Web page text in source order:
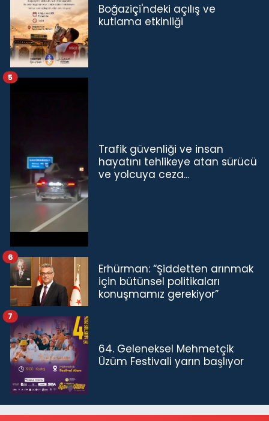
Boğaziçi'ndeki açılış ve
kutlama etkinliği
Trafik güvenliği ve insan
hayatını tehlikeye atan sürücü
ve yolcuya ceza...
5
Erhürman: “Şiddetten arınmak
için bütünsel politikaları
konuşmamız gerekiyor”
6
64. Geleneksel Mehmetçik
Üzüm Festivali yarın başlıyor
7